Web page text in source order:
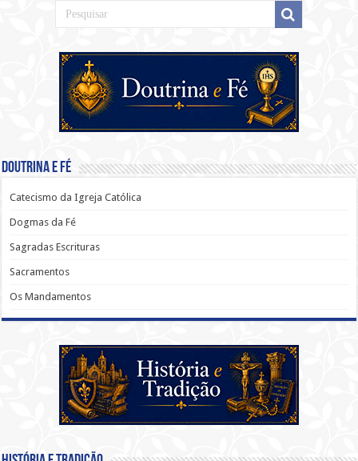
Doutrina e Fé
Catecismo da Igreja Católica
Dogmas da Fé
Sagradas Escrituras
Sacramentos
Os Mandamentos